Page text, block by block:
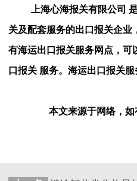
上海心海报关有限公司
关及配套服务的出口报关企
有海运出口报关服务网点，可
口报关 服务。海运出口报
本文来源于网络，